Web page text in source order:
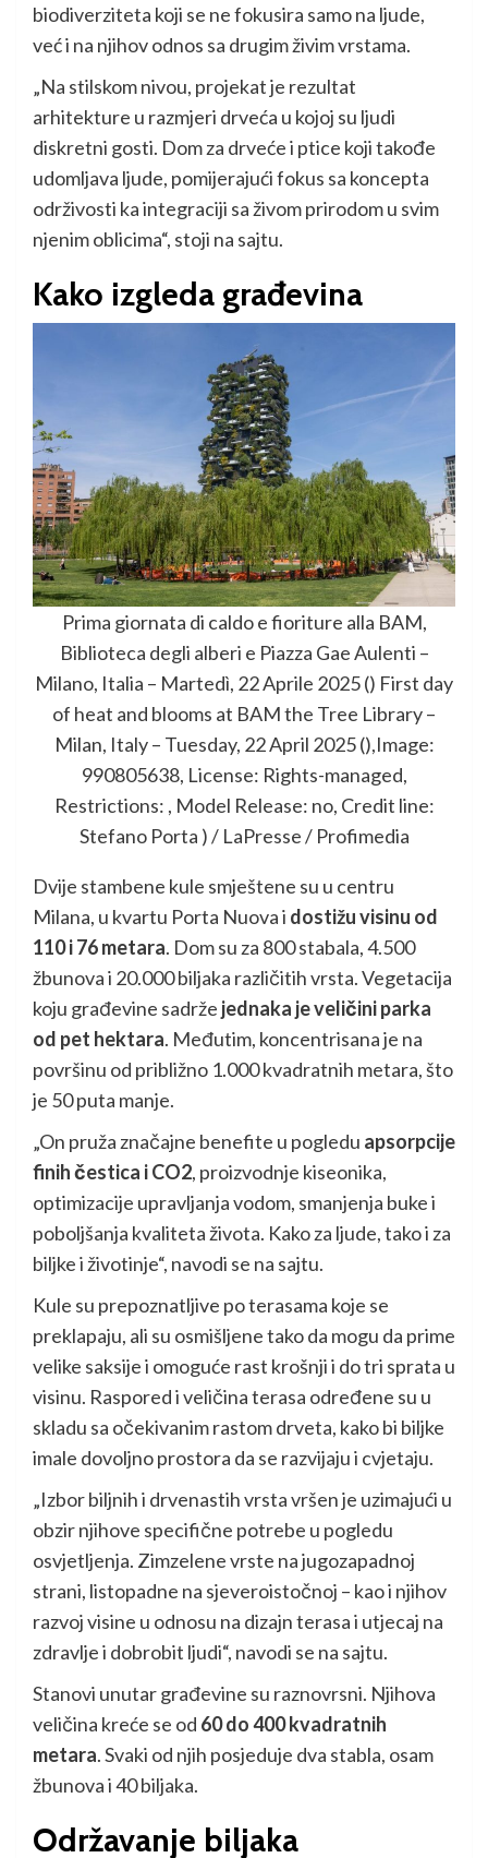
biodiverziteta koji se ne fokusira samo na ljude,
već i na njihov odnos sa drugim živim vrstama.
„Na stilskom nivou, projekat je rezultat
arhitekture u razmjeri drveća u kojoj su ljudi
diskretni gosti. Dom za drveće i ptice koji takođe
udomljava ljude, pomijerajući fokus sa koncepta
održivosti ka integraciji sa živom prirodom u svim
njenim oblicima“, stoji na sajtu.
Kako izgleda građevina
Prima giornata di caldo e fioriture alla BAM,
Biblioteca degli alberi e Piazza Gae Aulenti –
Milano, Italia – Martedì, 22 Aprile 2025 () First day
of heat and blooms at BAM the Tree Library –
Milan, Italy – Tuesday, 22 April 2025 (),Image:
990805638, License: Rights-managed,
Restrictions: , Model Release: no, Credit line:
Stefano Porta ) / LaPresse / Profimedia
Dvije stambene kule smještene su u centru
Milana, u kvartu Porta Nuova i dostižu visinu od
110 i 76 metara. Dom su za 800 stabala, 4.500
žbunova i 20.000 biljaka različitih vrsta. Vegetacija
koju građevine sadrže jednaka je veličini parka
od pet hektara. Međutim, koncentrisana je na
površinu od približno 1.000 kvadratnih metara, što
je 50 puta manje.
„On pruža značajne benefite u pogledu apsorpcije
finih čestica i CO2, proizvodnje kiseonika,
optimizacije upravljanja vodom, smanjenja buke i
poboljšanja kvaliteta života. Kako za ljude, tako i za
biljke i životinje“, navodi se na sajtu.
Kule su prepoznatljive po terasama koje se
preklapaju, ali su osmišljene tako da mogu da prime
velike saksije i omoguće rast krošnji i do tri sprata u
visinu. Raspored i veličina terasa određene su u
skladu sa očekivanim rastom drveta, kako bi biljke
imale dovoljno prostora da se razvijaju i cvjetaju.
„Izbor biljnih i drvenastih vrsta vršen je uzimajući u
obzir njihove specifične potrebe u pogledu
osvjetljenja. Zimzelene vrste na jugozapadnoj
strani, listopadne na sjeveroistočnoj – kao i njihov
razvoj visine u odnosu na dizajn terasa i utjecaj na
zdravlje i dobrobit ljudi“, navodi se na sajtu.
Stanovi unutar građevine su raznovrsni. Njihova
veličina kreće se od 60 do 400 kvadratnih
metara. Svaki od njih posjeduje dva stabla, osam
žbunova i 40 biljaka.
Održavanje biljaka